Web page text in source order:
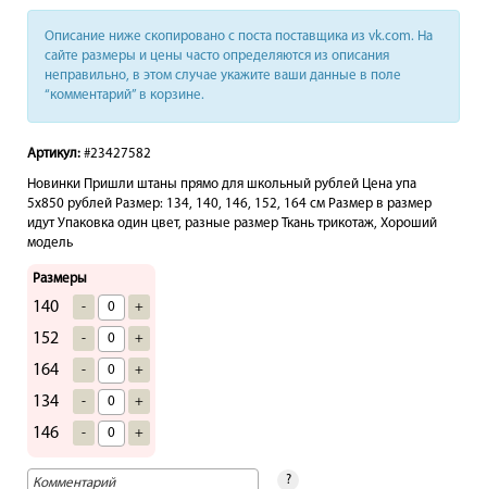
Описание ниже скопировано с поста поставщика из vk.com. На
сайте размеры и цены часто определяются из описания
неправильно, в этом случае укажите ваши данные в поле
“комментарий” в корзине.
Артикул: #23427582
Новинки Пришли штаны прямо для школьный рублей Цена упа
5х850 рублей Размер: 134, 140, 146, 152, 164 см Размер в размер
идут Упаковка один цвет, разные размер Ткань трикотаж, Хороший
модель
Размеры
140 - +
152 - +
164 - +
134 - +
146 - +
?